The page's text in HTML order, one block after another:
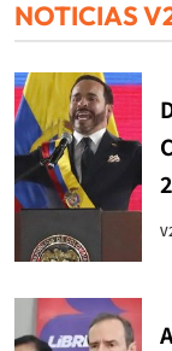
NOTICIAS